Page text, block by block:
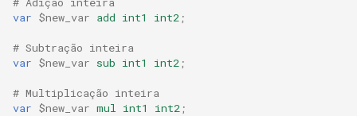
tsort
txid
upload
var $new_var add int1 int2 ;
# Subtração inteira
var $new_var sub int1 int2 ;
# Multiplicação inteira
var $new_var mul int1 int2 ;